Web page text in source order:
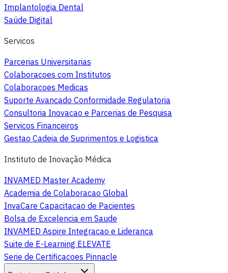
Implantologia Dental
Saúde Digital
Servicos
Parcerias Universitarias
Colaboracoes com Institutos
Colaboracoes Medicas
Suporte Avancado Conformidade Regulatoria
Consultoria Inovacao e Parcerias de Pesquisa
Servicos Financeiros
Gestao Cadeia de Suprimentos e Logistica
Instituto de Inovação Médica
INVAMED Master Academy
Academia de Colaboracao Global
InvaCare Capacitacao de Pacientes
Bolsa de Excelencia em Saude
INVAMED Aspire Integracao e Lideranca
Suite de E-Learning ELEVATE
Serie de Certificacoes Pinnacle